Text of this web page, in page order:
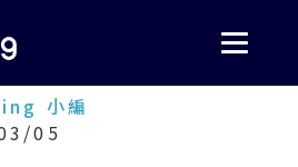
小編
05